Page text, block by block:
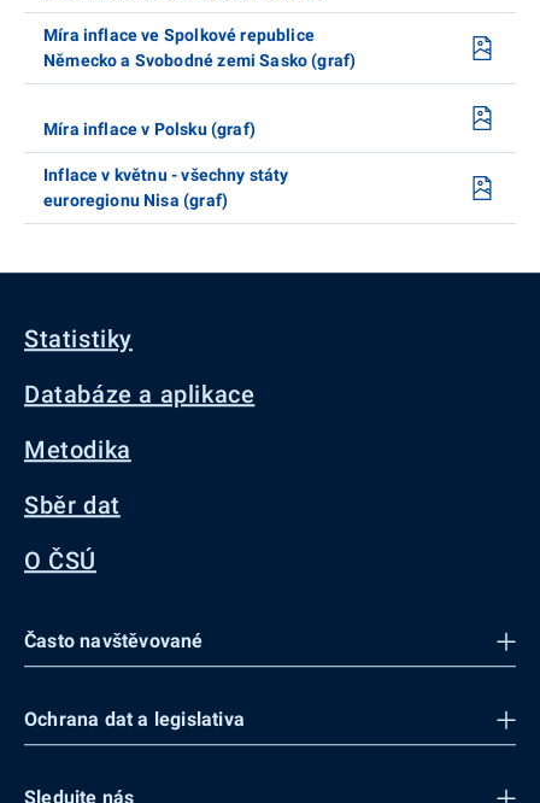
Míra inflace ve Spolkové republice
Německo a Svobodné zemi Sasko (graf)
Míra inflace v Polsku (graf)
Inflace v květnu - všechny státy
euroregionu Nisa (graf)
Statistiky
Databáze a aplikace
Metodika
Sběr dat
O ČSÚ
Často navštěvované
Ochrana dat a legislativa
Sledujte nás